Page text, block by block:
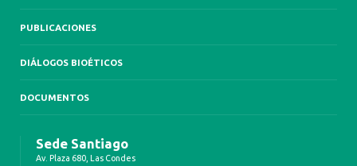
PUBLICACIONES
DIÁLOGOS BIOÉTICOS
DOCUMENTOS
Sede Santiago
Av. Plaza 680, Las Condes